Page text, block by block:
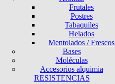
Frutales
Postres
Tabaquiles
Helados
Mentolados / Frescos
Bases
Moléculas
Accesorios alquimia
RESISTENCIAS